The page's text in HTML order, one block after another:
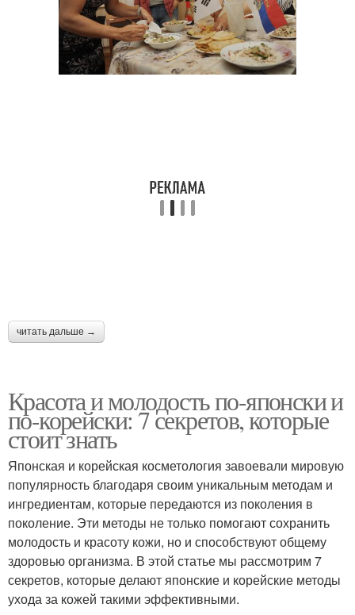
читать дальше →
Красота и молодость по-японски и
по-корейски: 7 секретов, которые
стоит знать
Японская и корейская косметология завоевали мировую
популярность благодаря своим уникальным методам и
ингредиентам, которые передаются из поколения в
поколение. Эти методы не только помогают сохранить
молодость и красоту кожи, но и способствуют общему
здоровью организма. В этой статье мы рассмотрим 7
секретов, которые делают японские и корейские методы
ухода за кожей такими эффективными.